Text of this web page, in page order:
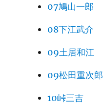
07鳩山一郎
08下江武介
09土居和江
09松田重次郎
10峠三吉